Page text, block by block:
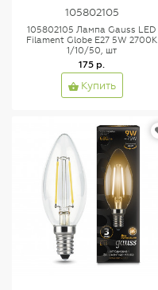
105802105
105802105 Лампа Gauss LED
Filament Globe E27 5W 2700K
1/10/50, шт
175 р.
Купить